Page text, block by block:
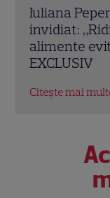
Oana
Iubirii:
concurenți:
nerezolvate”
Citește mai